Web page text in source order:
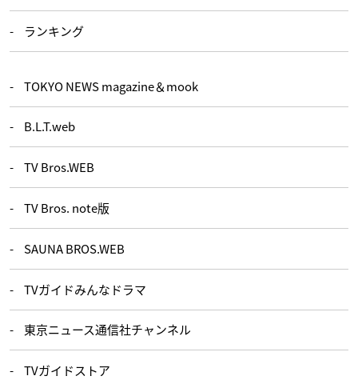
ランキング
TOKYO NEWS magazine＆mook
B.L.T.web
TV Bros.WEB
TV Bros. note版
SAUNA BROS.WEB
TVガイドみんなドラマ
東京ニュース通信社チャンネル
TVガイドストア